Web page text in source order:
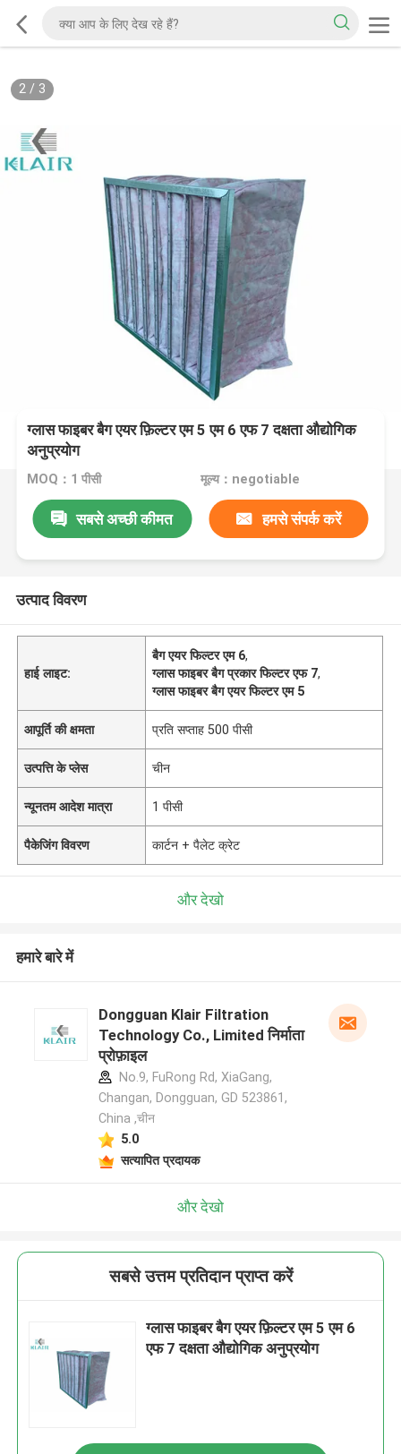
2/ 3
ग्लास फाइबर बैग एयर फ़िल्टर एम 5 एम 6 एफ 7 दक्षता औद्योगिक
अनुप्रयोग
MOQ：1 पीसी मूल्य：negotiable
सबसे अच्छी कीमत हमसे संपर्क करें
उत्पाद विवरण
हाई लाइट:
बैग एयर फिल्टर एम 6,
ग्लास फाइबर बैग प्रकार फिल्टर एफ 7,
ग्लास फाइबर बैग एयर फिल्टर एम 5
आपूर्ति की क्षमता प्रति सप्ताह 500 पीसी
उत्पत्ति के प्लेस चीन
न्यूनतम आदेश मात्रा 1 पीसी
पैकेजिंग विवरण कार्टन + पैलेट क्रेट
और देखो
हमारे बारे में
Dongguan Klair Filtration
Technology Co., Limited निर्माता
प्रोफ़ाइल
No.9, FuRong Rd, XiaGang,
Changan, Dongguan, GD 523861,
China ,चीन
5.0
सत्यापित प्रदायक
और देखो
सबसे उत्तम प्रतिदान प्राप्त करें
ग्लास फाइबर बैग एयर फ़िल्टर एम 5 एम 6
एफ 7 दक्षता औद्योगिक अनुप्रयोग